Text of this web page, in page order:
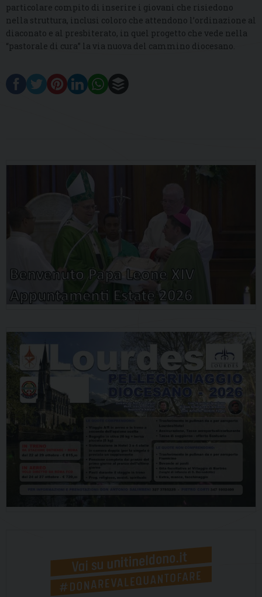
particolare compito di inserire i giovani che risiedono
nella struttura, inclusi coloro che attendono l’ordinazione al
diaconato e al presbiterato, in quel progetto che vede nella
“pastorale di cura” la via nuova del cammino diocesano.